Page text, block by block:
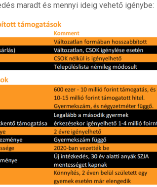
maradt és mennyi ideig vehető igénybe: